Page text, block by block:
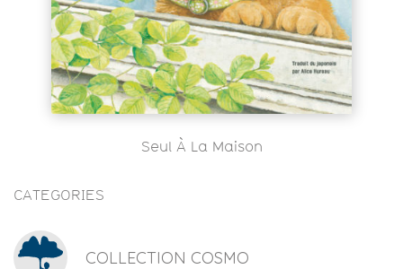
Seul À La Maison
CATEGORIES
COLLECTION COSMO